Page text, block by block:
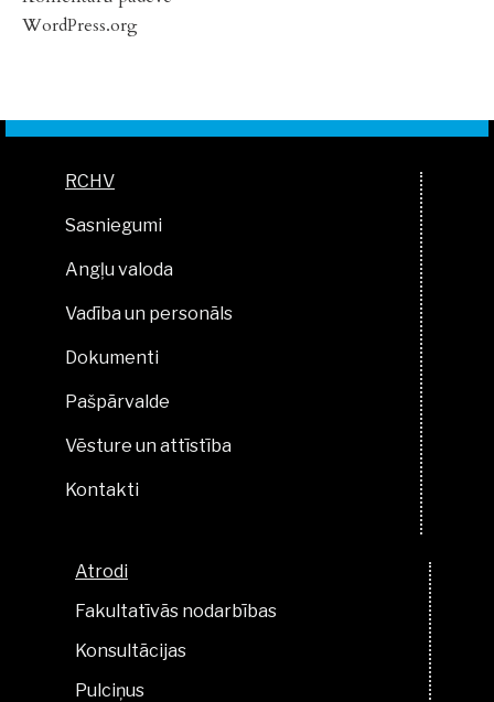
WordPress.org
RCHV
Sasniegumi
Angļu valoda
Vadība un personāls
Dokumenti
Pašpārvalde
Vēsture un attīstība
Kontakti
Atrodi
Fakultatīvās nodarbības
Konsultācijas
Pulciņus